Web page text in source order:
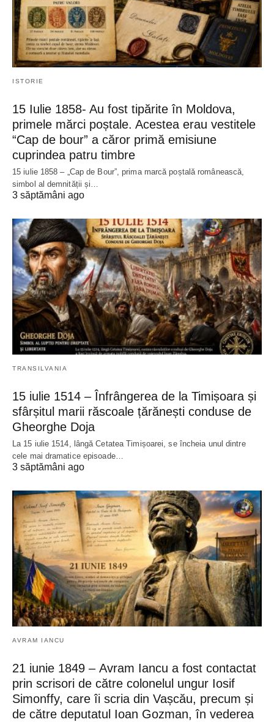
ISTORIE
15 Iulie 1858- Au fost tipărite în Moldova,
primele mărci poștale. Acestea erau vestitele
“Cap de bour” a căror primă emisiune
cuprindea patru timbre
15 iulie 1858 – „Cap de Bour”, prima marcă poștală românească,
simbol al demnității și…
3 săptămâni ago
TRANSILVANIA
15 iulie 1514 – Înfrângerea de la Timișoara și
sfârșitul marii răscoale țărănești conduse de
Gheorghe Doja
La 15 iulie 1514, lângă Cetatea Timișoarei, se încheia unul dintre
cele mai dramatice episoade…
3 săptămâni ago
AVRAM IANCU
21 iunie 1849 – Avram Iancu a fost contactat
prin scrisori de către colonelul ungur Iosif
Simonffy, care îi scria din Vașcău, precum și
de către deputatul Ioan Gozman, în vederea